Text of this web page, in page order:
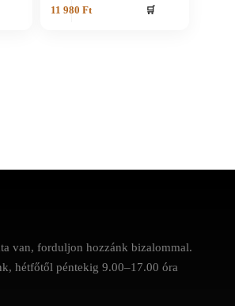
11 980Ft 🛒
van, forduljon hozzánk bizalommal.
hétfőtől péntekig 9.00–17.00 óra